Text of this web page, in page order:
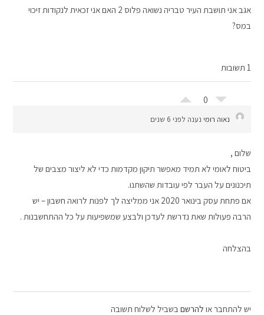
אגב אני תושבת העיר טבריה נשואה פלוס 2 האם אני זכאית לנקודות זיכוי
במס?
1 תשובות
0
נאוה רומי נענה לפני 6 שנים
שלום ,
ביטוח לאומי לא תמיד מאפשר תיקון מקדמות כדי לא ליצור מצבים של
תיכנונים על העבר לפי עובדות שהשתנו.
אם פתחת עסק בינואר 2020 אני ממליצה לך לפנות לרואה חשבון – יש
הרבה פעולות שאת נדרשת לעדכן ולבצע שמשפיעות על כל ההתחשבנות .
בהצלחה
יש להתחבר או להרשם בשביל לשלוח תשובה